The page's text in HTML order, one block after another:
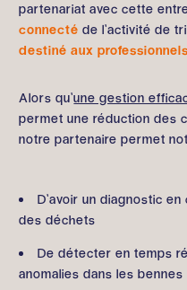
partenariat avec cette
connecté de l’activité de
destiné aux
Alors qu’une gestion
permet une réduction des
notre partenaire permet
D’avoir un diagnostic
des déchets
De détecter en temps
anomalies dans les bennes